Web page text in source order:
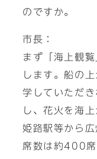
のですか。
市長：
まず「海上観
します。船の
学していただ
し、花火を海
姫路駅等から
席数は約400